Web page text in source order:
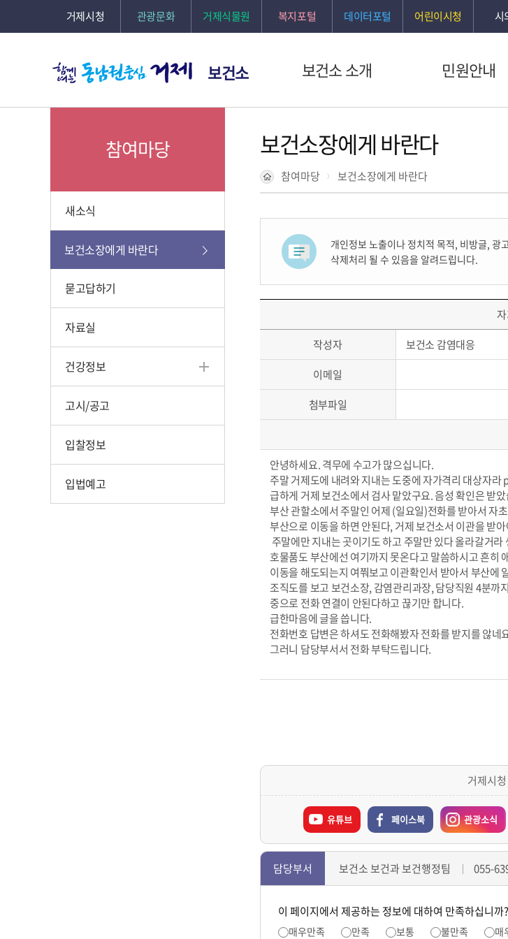
거제시청 관광문화 거제식물원 복지포털 데이터포털 어린이시청 시
보건소 보건소 소개 민원안내
참여마당
새소식
보건소장에게 바란다
묻고답하기
자료실
건강정보
고시/공고
입찰정보
입법예고
보건소장에게 바란다
참여마당 보건소장에게 바란다
개인정보 노출이나 정치적 목적, 비방글, 광
삭제처리 될 수 있음을 알려드립니다.
작성자
보건소 감염대응
이메일
첨부파일
안녕하세요. 격무에 수고가 많으십니다.
주말 거제도에 내려와 지내는 도중에 자가격리 대상자
급하게 거제 보건소에서 검사 맡았구요. 음성 확인은 받
부산 관할소에서 주말인 어제 (일요일)전화를 받아서 자
부산으로 이동을 하면 안된다, 거제 보건소서 이관을 받
주말에만 지내는 곳이기도 하고 주말만 있다 올라갈거
호물품도 부산에선 여기까지 못온다고 말씀하시고 흔히
이동을 해도되는지 여쭤보고 이관확인서 받아서 부산에
조직도를 보고 보건소장, 감염관리과장, 담당직원 4분까
중으로 전화 연결이 안된다하고 끊기만 합니다.
급한마음에 글을 씁니다.
전화번호 답변은 하셔도 전화해봤자 전화를 받지를 않
그러니 담당부서서 전화 부탁드립니다.
거제시
유튜브 페이스북 관광소식
담당부서 보건소 보건과 보건행정팀 055-
이 페이지에서 제공하는 정보에 대하여 만족하십니까?
매우만족 만족 보통 불만족 매